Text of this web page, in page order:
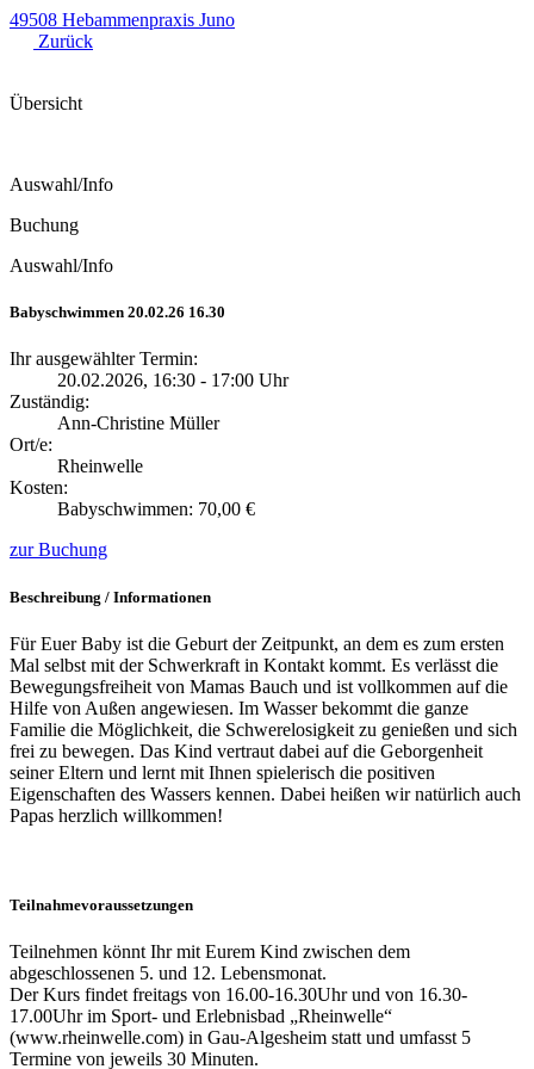
49508 Hebammenpraxis Juno
Zurück
Übersicht
Auswahl/Info
Buchung
Auswahl/Info
Babyschwimmen 20.02.26 16.30
Ihr ausgewählter Termin:
20.02.2026, 16:30 - 17:00 Uhr
Zuständig:
Ann-Christine Müller
Ort/e:
Rheinwelle
Kosten:
Babyschwimmen: 70,00 €
zur Buchung
Beschreibung / Informationen
Für Euer Baby ist die Geburt der Zeitpunkt, an dem es zum ersten
Mal selbst mit der Schwerkraft in Kontakt kommt. Es verlässt die
Bewegungsfreiheit von Mamas Bauch und ist vollkommen auf die
Hilfe von Außen angewiesen. Im Wasser bekommt die ganze
Familie die Möglichkeit, die Schwerelosigkeit zu genießen und sich
frei zu bewegen. Das Kind vertraut dabei auf die Geborgenheit
seiner Eltern und lernt mit Ihnen spielerisch die positiven
Eigenschaften des Wassers kennen. Dabei heißen wir natürlich auch
Papas herzlich willkommen!
Teilnahmevoraussetzungen
Teilnehmen könnt Ihr mit Eurem Kind zwischen dem
abgeschlossenen 5. und 12. Lebensmonat.
Der Kurs findet freitags von 16.00-16.30Uhr und von 16.30-
17.00Uhr im Sport- und Erlebnisbad „Rheinwelle“
(www.rheinwelle.com) in Gau-Algesheim statt und umfasst 5
Termine von jeweils 30 Minuten.